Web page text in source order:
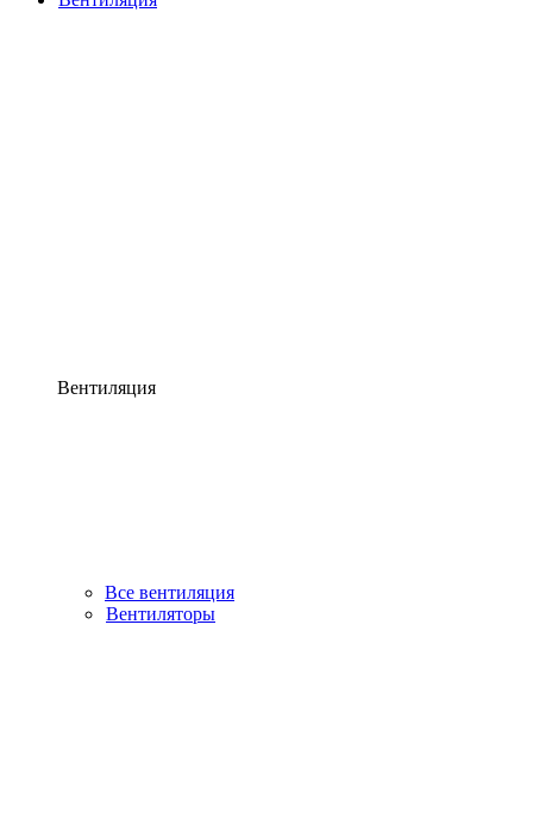
Вентиляция
Все вентиляция
Вентиляторы